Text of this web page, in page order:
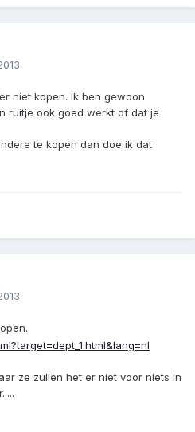
niet kopen. Ik ben gewoon
ruitje ook goed werkt of dat je
te kopen dan doe ik dat
ze zullen het er niet voor niets in